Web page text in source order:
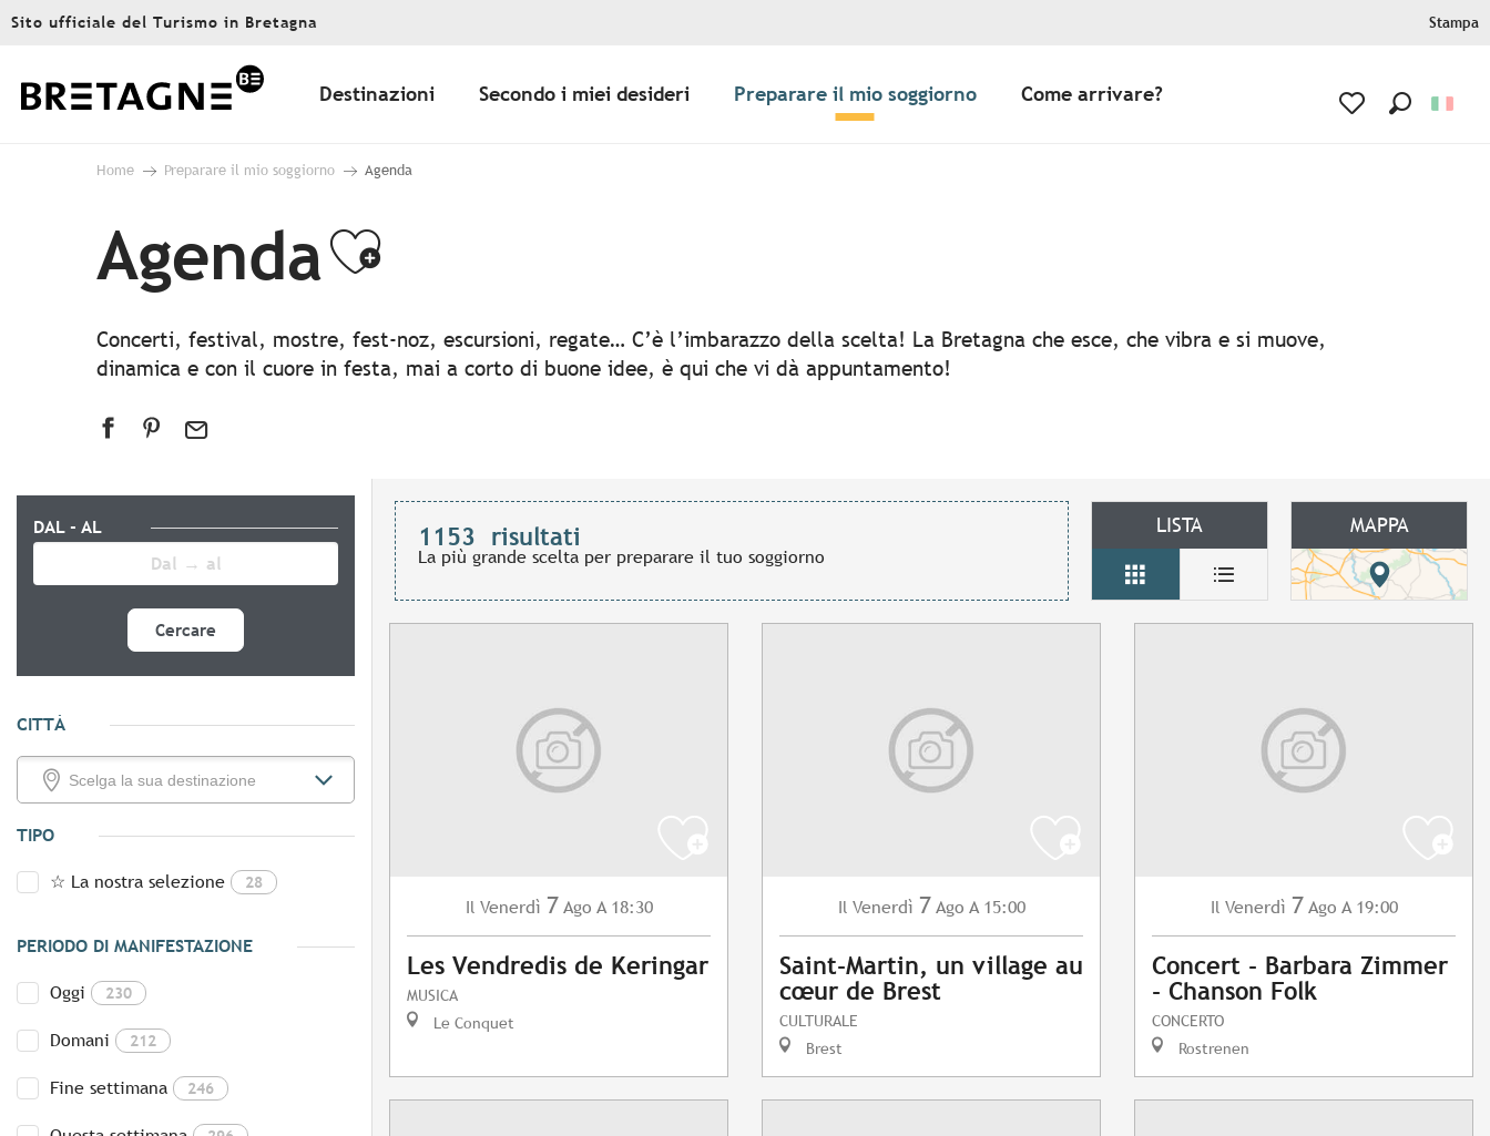
Aller
principal
Sito ufficiale del Turismo in Bretagna Stampa
Destinazioni Secondo i miei desideri Preparare il mio soggiorno Come arrivare?
Home Preparare il mio soggiorno Agenda
AgendaAjouter aux favoris
Concerti, festival, mostre, fest-noz, escursioni, regate… C’è l’imbarazzo della scelta! La Bretagna che esce, che vibra e si muove,
dinamica e con il cuore in festa, mai a corto di buone idee, è qui che vi dà appuntamento!
DAL - AL
Cercare
CITTÀ
TIPO
☆ La nostra selezione 28
PERIODO DI MANIFESTAZIONE
Oggi 230
Domani 212
Fine settimana 246
1153 risultati
La più grande scelta per preparare il tuo soggiorno
LISTA MAPPA
Il Venerdì 7 Ago A 18:30
Les Vendredis de Keringar
MUSICA
Le Conquet
Il Venerdì 7 Ago A 15:00
Saint-Martin, un village au
cœur de Brest
CULTURALE
Brest
Il Venerdì 7 Ago A 19:00
Concert - Barbara Zimmer
- Chanson Folk
CONCERTO
Rostrenen